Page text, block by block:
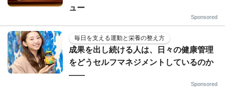
ュー
Sponsored
毎日を支える運動と栄養の整え方
成果を出し続ける人は、日々の健康管理
をどうセルフマネジメントしているのか
——
Sponsored